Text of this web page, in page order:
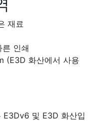
재료
인쇄
(E3D 화산에서 사용
E3Dv6 및 E3D 화산입